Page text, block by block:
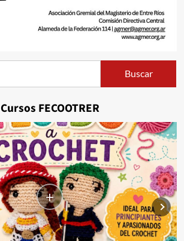
Buscar
Cursos FECOOTRER
+